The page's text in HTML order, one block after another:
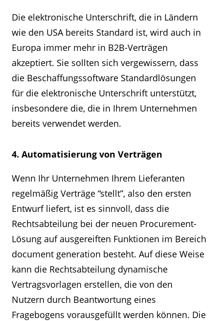
Die elektronische Unterschrift, die in Ländern
wie den USA bereits Standard ist, wird auch in
Europa immer mehr in B2B-Verträgen
akzeptiert. Sie sollten sich vergewissern, dass
die Beschaffungssoftware Standardlösungen
für die elektronische Unterschrift unterstützt,
insbesondere die, die in Ihrem Unternehmen
bereits verwendet werden.
4. Automatisierung von Verträgen
Wenn Ihr Unternehmen Ihrem Lieferanten
regelmäßig Verträge “stellt”, also den ersten
Entwurf liefert, ist es sinnvoll, dass die
Rechtsabteilung bei der neuen Procurement-
Lösung auf ausgereiften Funktionen im Bereich
document generation besteht. Auf diese Weise
kann die Rechtsabteilung dynamische
Vertragsvorlagen erstellen, die von den
Nutzern durch Beantwortung eines
Fragebogens vorausgefüllt werden können. Die